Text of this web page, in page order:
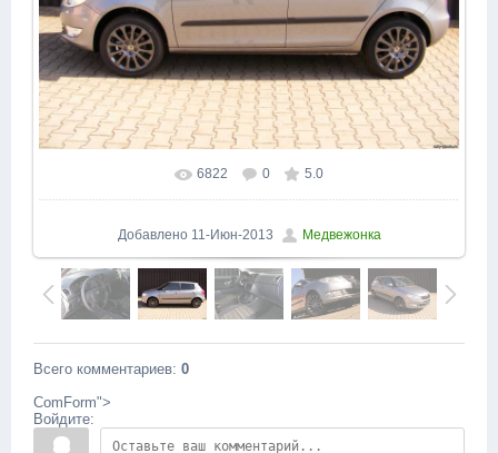
В реальном размере 1600x1200
6822 0 5.0
Добавлено 11-Июн-2013 Медвежонка
Всего комментариев: 0
ComForm">
Войдите: